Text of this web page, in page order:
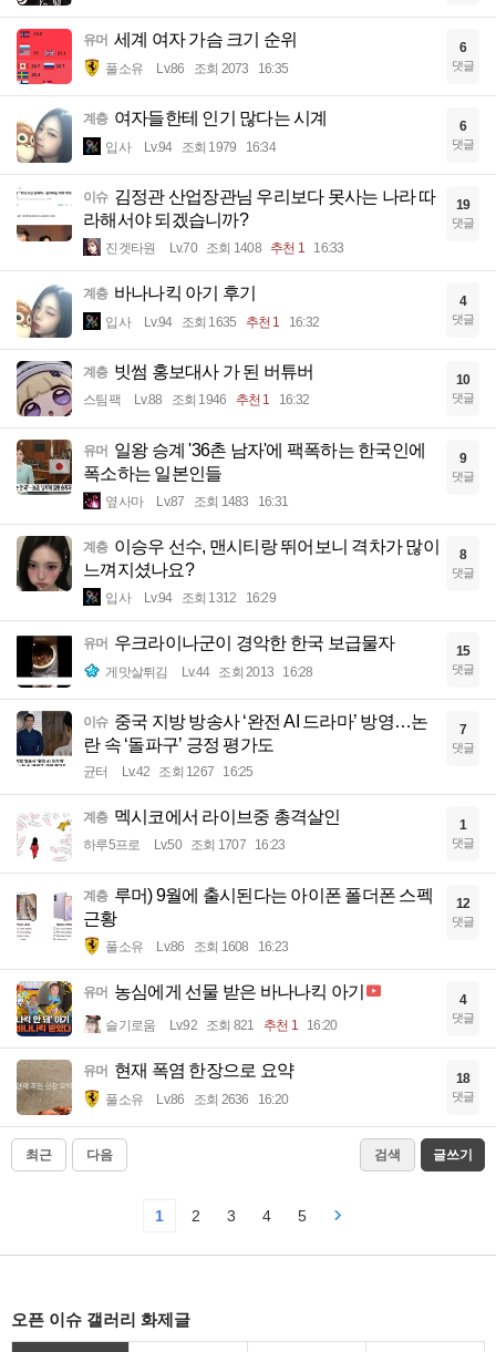
유머 세계 여자 가슴 크기 순위
풀소유 Lv.86 조회 2073 16:35
6
댓글
계층 여자들한테 인기 많다는 시계
입사 Lv.94 조회 1979 16:34
6
댓글
이슈 김정관 산업장관님 우리보다 못사는 나라 따
라해서야 되겠습니까?
진겟타원 Lv.70 조회 1408 추천 1 16:33
19
댓글
계층 바나나킥 아기 후기
입사 Lv.94 조회 1635 추천 1 16:32
4
댓글
계층 빗썸 홍보대사 가 된 버튜버
스팀팩 Lv.88 조회 1946 추천 1 16:32
10
댓글
유머 일왕 승계 '36촌 남자'에 팩폭하는 한국인에
폭소하는 일본인들
옆사마 Lv.87 조회 1483 16:31
9
댓글
계층 이승우 선수, 맨시티랑 뛰어보니 격차가 많이
느껴지셨나요?
입사 Lv.94 조회 1312 16:29
8
댓글
유머 우크라이나군이 경악한 한국 보급물자
게맛살튀김 Lv.44 조회 2013 16:28
15
댓글
이슈 중국 지방 방송사 ‘완전 AI 드라마’ 방영…논
란 속 ‘돌파구’ 긍정 평가도
균터 Lv.42 조회 1267 16:25
7
댓글
계층 멕시코에서 라이브중 총격살인
하루5프로 Lv.50 조회 1707 16:23
1
댓글
계층 루머) 9월에 출시된다는 아이폰 폴더폰 스펙
근황
풀소유 Lv.86 조회 1608 16:23
12
댓글
유머 농심에게 선물 받은 바나나킥 아기
슬기로움 Lv.92 조회 821 추천 1 16:20
4
댓글
유머 현재 폭염 한장으로 요약
풀소유 Lv.86 조회 2636 16:20
18
댓글
최근 다음 검색 글쓰기
1 2 3 4 5
오픈 이슈 갤러리 화제글